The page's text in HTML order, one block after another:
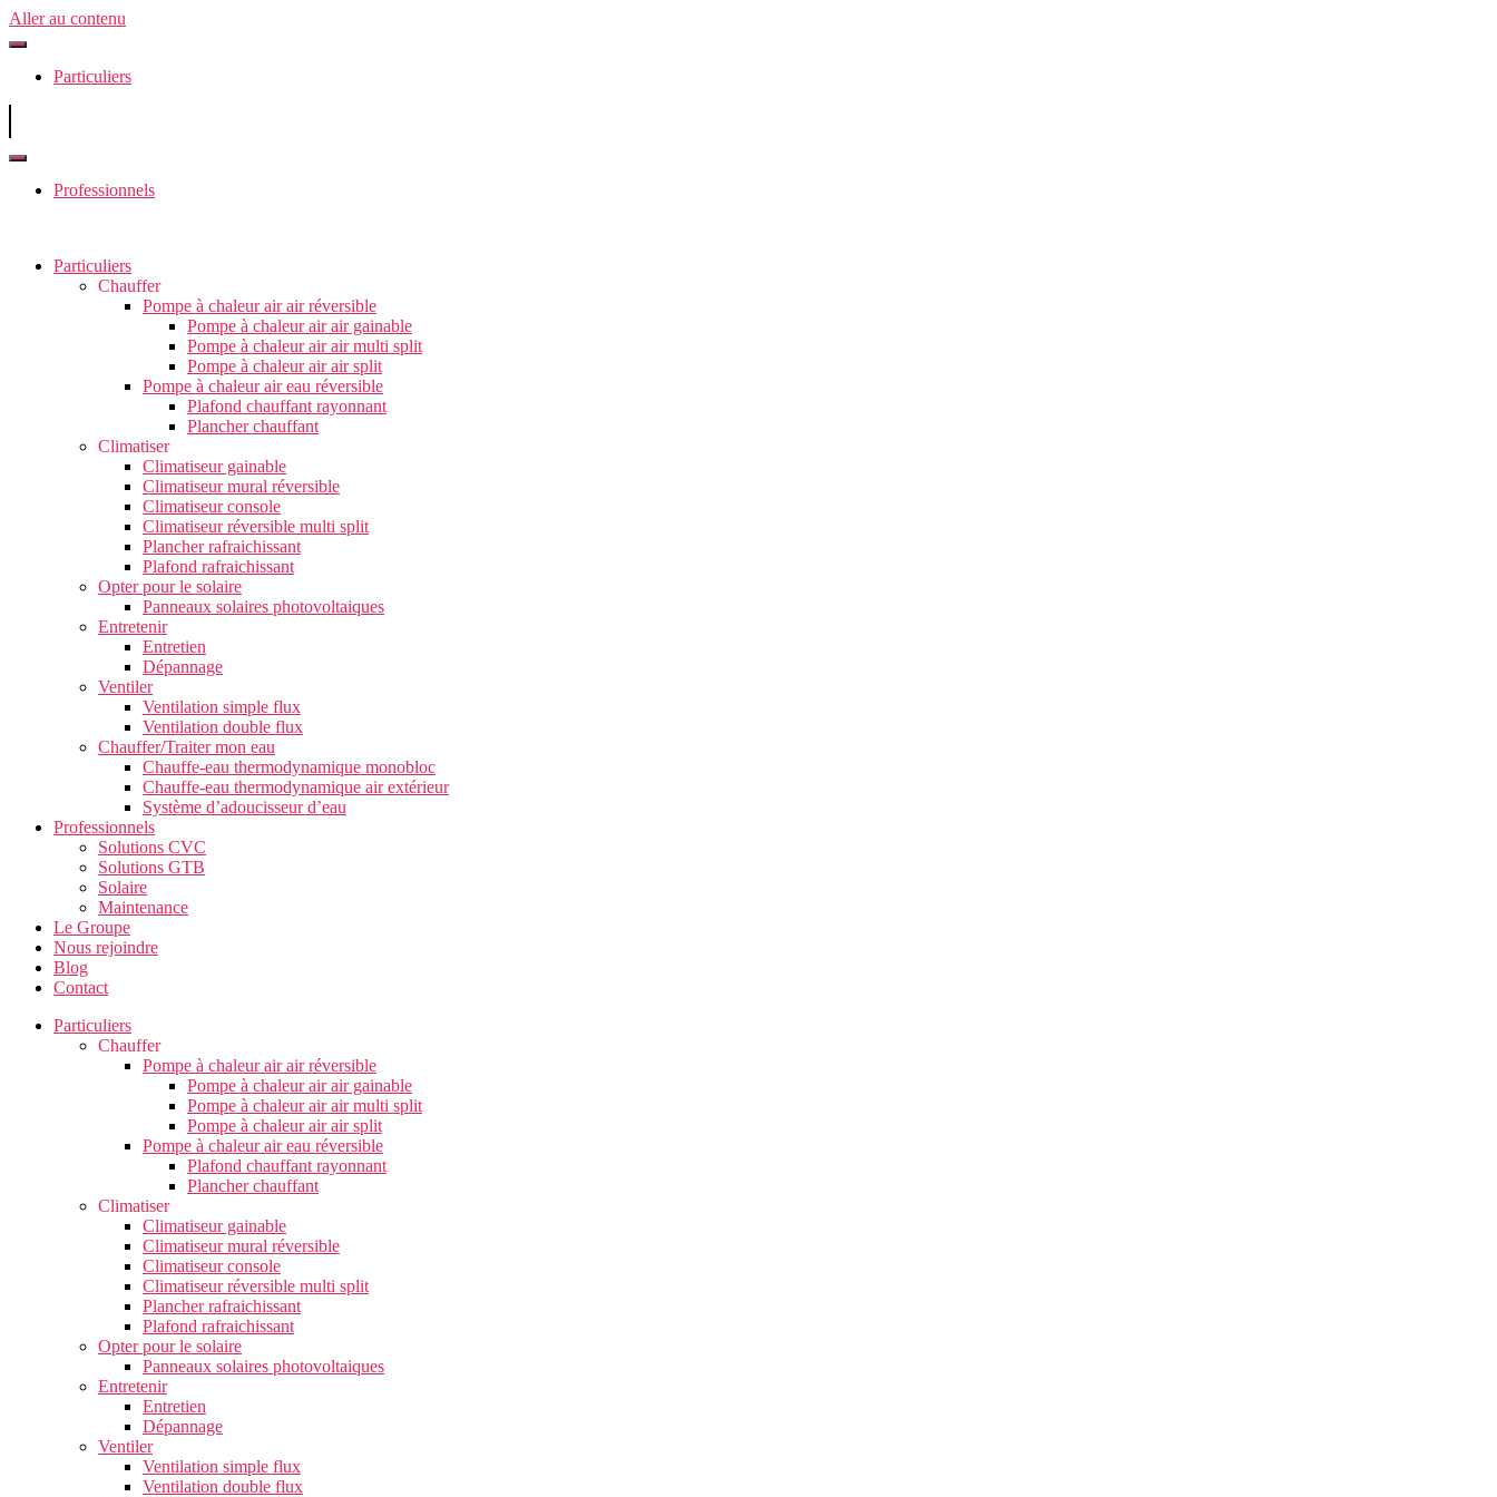
Aller au contenu
Particuliers
Professionnels
Particuliers
Chauffer
Pompe à chaleur air air réversible
Pompe à chaleur air air gainable
Pompe à chaleur air air multi split
Pompe à chaleur air air split
Pompe à chaleur air eau réversible
Plafond chauffant rayonnant
Plancher chauffant
Climatiser
Climatiseur gainable
Climatiseur mural réversible
Climatiseur console
Climatiseur réversible multi split
Plancher rafraichissant
Plafond rafraichissant
Opter pour le solaire
Panneaux solaires photovoltaiques
Entretenir
Entretien
Dépannage
Ventiler
Ventilation simple flux
Ventilation double flux
Chauffer/Traiter mon eau
Chauffe-eau thermodynamique monobloc
Chauffe-eau thermodynamique air extérieur
Système d’adoucisseur d’eau
Professionnels
Solutions CVC
Solutions GTB
Solaire
Maintenance
Le Groupe
Nous rejoindre
Blog
Contact
Particuliers
Chauffer
Pompe à chaleur air air réversible
Pompe à chaleur air air gainable
Pompe à chaleur air air multi split
Pompe à chaleur air air split
Pompe à chaleur air eau réversible
Plafond chauffant rayonnant
Plancher chauffant
Climatiser
Climatiseur gainable
Climatiseur mural réversible
Climatiseur console
Climatiseur réversible multi split
Plancher rafraichissant
Plafond rafraichissant
Opter pour le solaire
Panneaux solaires photovoltaiques
Entretenir
Entretien
Dépannage
Ventiler
Ventilation simple flux
Ventilation double flux